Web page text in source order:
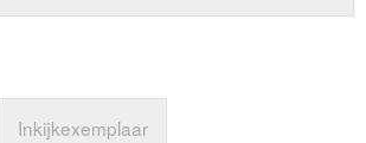
Inkijkexemplaar